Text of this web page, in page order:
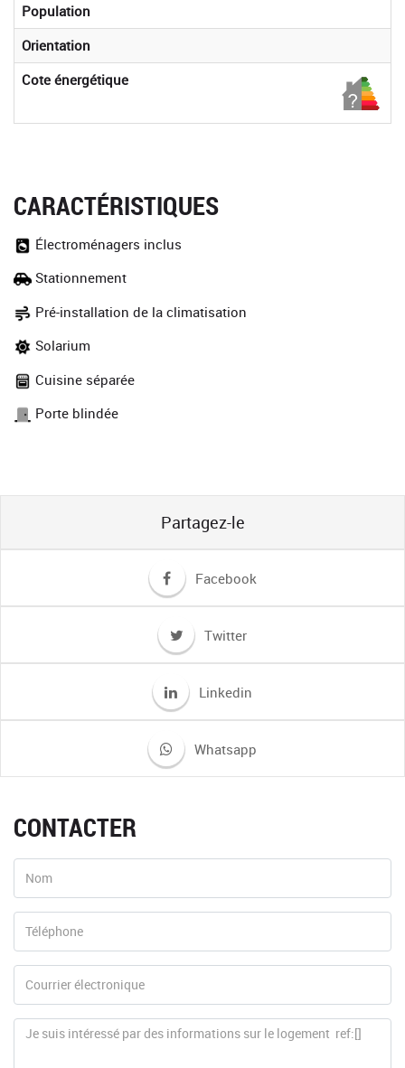
Population
Orientation
Cote énergétique
CARACTÉRISTIQUES
Électroménagers inclus
Stationnement
Pré-installation de la climatisation
Solarium
Cuisine séparée
Porte blindée
Partagez-le
Facebook
Twitter
Linkedin
Whatsapp
CONTACTER